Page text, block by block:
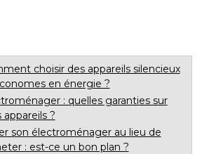
choisir des appareils silencieux
en énergie ?
: quelles garanties sur
appareils ?
son électroménager au lieu de
: est-ce un bon plan ?